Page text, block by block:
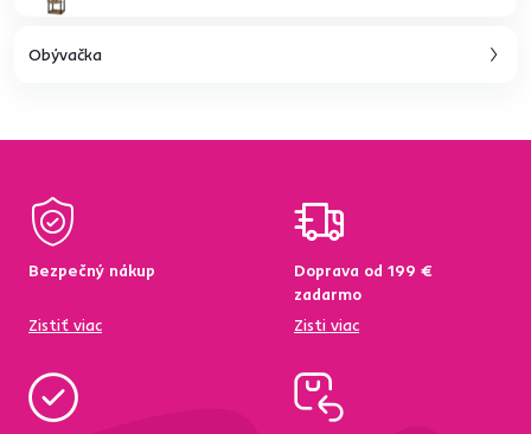
Obývačka
Bezpečný nákup
Zistiť viac
Doprava od 199 €
zadarmo
Zisti viac